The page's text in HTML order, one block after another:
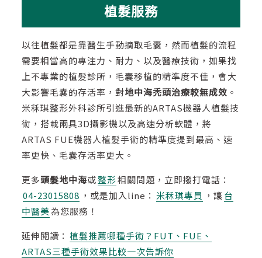
植髮服務
以往植髮都是靠醫生手動摘取毛囊，然而植髮的流程
需要相當高的專注力、耐力、以及醫療技術，如果找
上不專業的植髮診所，毛囊移植的精準度不佳，會大
大影響毛囊的存活率，對地中海禿頭治療較無成效 。
米秝琪整形外科診所引進最新的ARTAS機器人植髮技
術，搭載兩具3D攝影機以及高速分析軟體，將
ARTAS FUE機器人植髮手術的精準度提到最高、速
率更快、毛囊存活率更大。
更多頭髮地中海或整形相關問題，立即撥打電話：
04-23015808 ，或是加入line： 米秝琪專員 ，讓台
中醫美為您服務！
延伸閱讀： 植髮推薦哪種手術？FUT、FUE、
ARTAS三種手術效果比較一次告訴你